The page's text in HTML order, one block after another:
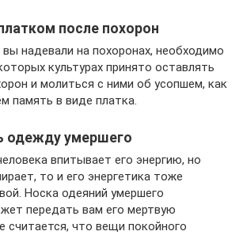
после похорон
надевали на похоронах, необходимо
культурах принято оставлять
и молиться с ними об усопшем, как
память в виде платка.
одежду умершего
впитывает его энергию, но
то и его энергетика тоже
Носка одеяний умершего
передать вам его мертвую
считается, что вещи покойного